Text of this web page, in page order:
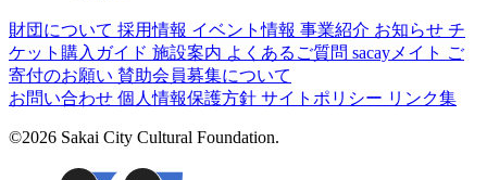
財団について 採用情報 イベント情報 事業紹介 お知らせ チ
ケット購入ガイド 施設案内 よくあるご質問 sacayメイト ご
寄付のお願い 賛助会員募集について
お問い合わせ 個人情報保護方針 サイトポリシー リンク集
©2026 Sakai City Cultural Foundation.